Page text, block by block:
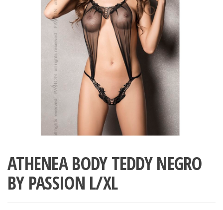
ATHENEA BODY TEDDY NEGRO
BY PASSION L/XL